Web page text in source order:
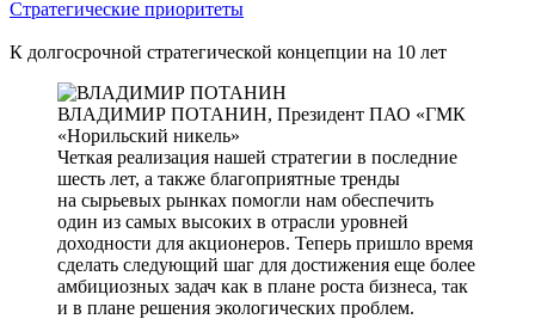
Стратегические приоритеты
К долгосрочной стратегической концепции на 10 лет
ВЛАДИМИР ПОТАНИН, Президент ПАО «ГМК
«Норильский никель»
Четкая реализация нашей стратегии в последние
шесть лет, а также благоприятные тренды
на сырьевых рынках помогли нам обеспечить
один из самых высоких в отрасли уровней
доходности для акционеров. Теперь пришло время
сделать следующий шаг для достижения еще более
амбициозных задач как в плане роста бизнеса, так
и в плане решения экологических проблем.